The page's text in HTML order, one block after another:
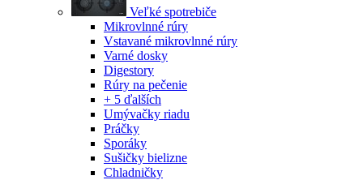
Veľké spotrebiče
Mikrovlnné rúry
Vstavané mikrovlnné rúry
Varné dosky
Digestory
Rúry na pečenie
+ 5 ďalších
Umývačky riadu
Práčky
Sporáky
Sušičky bielizne
Chladničky